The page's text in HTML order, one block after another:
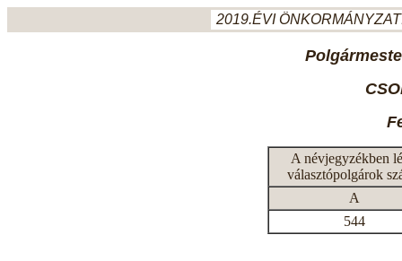
2019.ÉVI
A névjegyzékben
választópolgárok
A
544